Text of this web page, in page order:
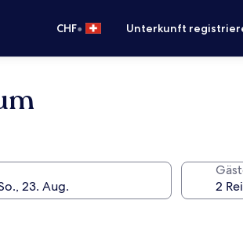
CHF• Unterkunft